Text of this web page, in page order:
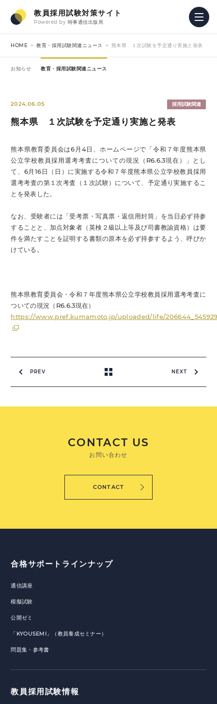
教員採用試験対策サイト
Powered by 時事通信出版局
HOME 教育・採用試験関連ニュース 熊本県 １次試験を予定通り実施と発表
お知らせ 教育・採用試験関連ニュース
2024.06.05 採用試験関連
熊本県 １次試験を予定通り実施と発表
熊本県教育委員会は6月4日、ホームページで「令和７年度熊本県
公立学校教員採用選考考査についての現況（R6.6.3現在）」とし
て、6月16日（日）に実施する令和７年度熊本県公立学校教員採用
選考考査の第１次考査（１次試験）について、予定通り実施するこ
とを発表した。
なお、受験者には「受考票・写真票・返信用封筒」を当日必ず持参
することと、加点対象者（英検２級以上等及び司書教諭資格）は要
件を満たすことを証明する書類の原本を必ず持参するよう、呼びか
けている。
熊本県教育委員会・令和７年度熊本県公立学校教員採用選考考査に
ついての現況（R6.6.3現在）
https://www.pref.kumamoto.jp/uploaded/life/
PREV NEXT
CONTACT US
お問い合わせ
CONTACT
合格サポートラインナップ
通信講座
模擬試験
公開ゼミ
「KYOUSEMI」（教員養成セミナー）
問題集・参考書
教員採用試験情報